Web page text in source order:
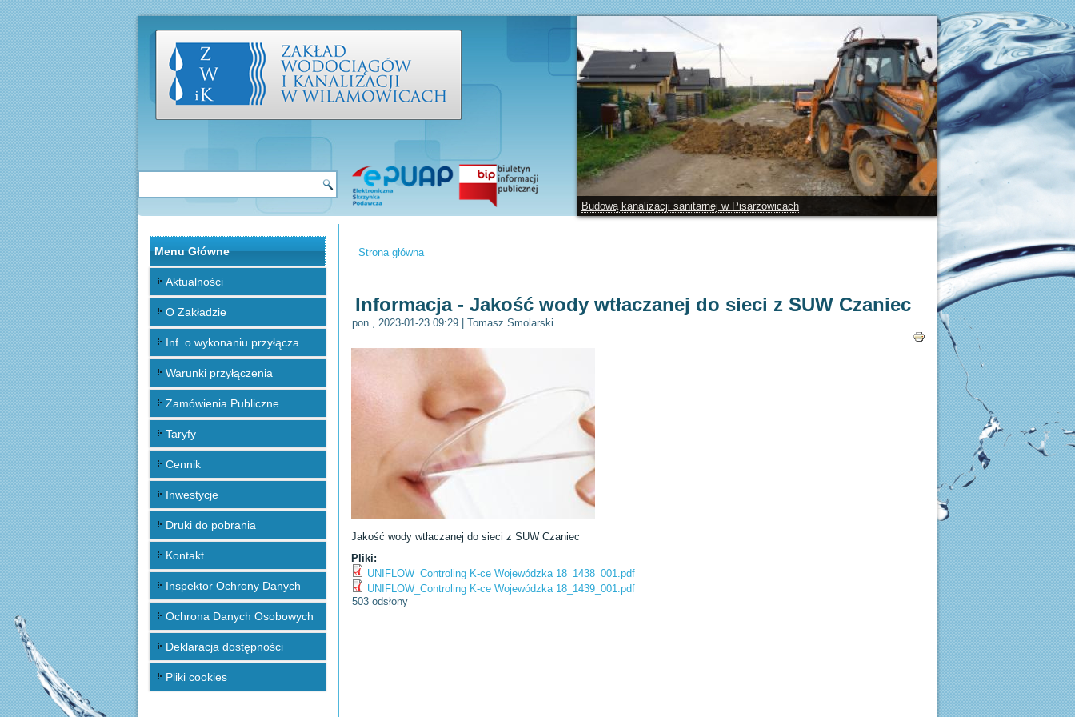
Budową kanalizacji sanitarnej w Pisarzowicach
Menu Główne
Aktualności
O Zakładzie
Inf. o wykonaniu przyłącza
Warunki przyłączenia
Zamówienia Publiczne
Taryfy
Cennik
Inwestycje
Druki do pobrania
Kontakt
Inspektor Ochrony Danych
Ochrona Danych Osobowych
Deklaracja dostępności
Pliki cookies
Jesteś tutaj
Strona główna
Informacja - Jakość wody wtłaczanej do sieci z SUW Czaniec
pon., 2023-01-23 09:29 Tomasz Smolarski
Jakość wody wtłaczanej do sieci z SUW Czaniec
Pliki:
UNIFLOW_Controling K-ce Wojewódzka 18_1438_001.pdf
UNIFLOW_Controling K-ce Wojewódzka 18_1439_001.pdf
503 odsłony